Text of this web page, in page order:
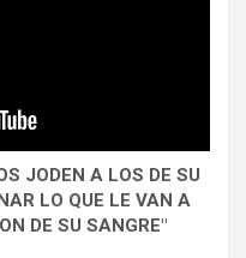
JODEN A LOS DE SU
LO QUE LE VAN A
DE SU SANGRE"